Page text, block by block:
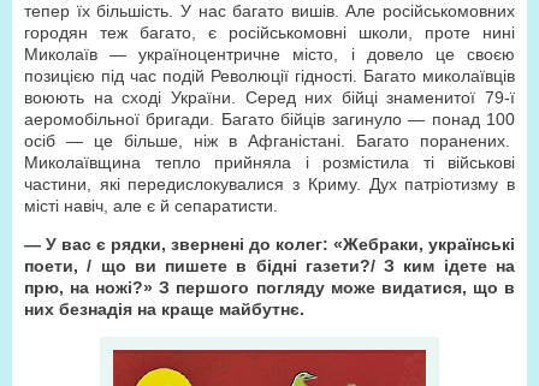
тепер їх більшість. У нас багато вишів. Але російськомовних
городян теж багато, є російськомовні школи, проте нині
Миколаїв — україноцентричне місто, і довело це своєю
позицією під час подій Революції гідності. Багато миколаївців
воюють на сході України. Серед них бійці знаменитої 79-ї
аеромобільної бригади. Багато бійців загинуло — понад 100
осіб — це більше, ніж в Афганістані. Багато поранених.
Миколаївщина тепло прийняла і розмістила ті військові
частини, які передислокувалися з Криму. Дух патріотизму в
місті навіч, але є й сепаратисти.
— У вас є рядки, звернені до колег: «Жебраки, українські
поети, / що ви пишете в бідні газети?/ З ким ідете на
прю, на ножі?» З першого погляду може видатися, що в
них безнадія на краще майбутнє.